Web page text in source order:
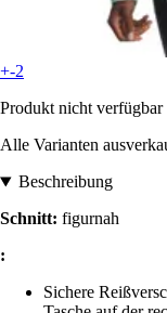
+-2
Produkt nicht verfügbar
Alle Varianten
Beschreibung
Schnitt: figurnah
:
Sichere